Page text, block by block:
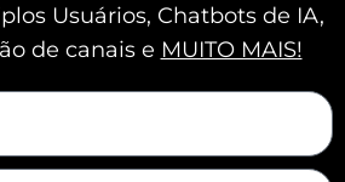
Usuários, Chatbots de IA,
de canais e MUITO MAIS!